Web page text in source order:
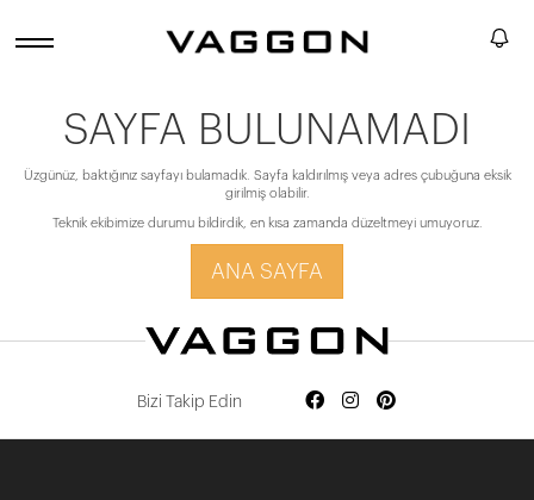
SAYFA BULUNAMADI
Üzgünüz, baktığınız sayfayı bulamadık. Sayfa kaldırılmış veya adres çubuğuna eksik
girilmiş olabilir.
Teknik ekibimize durumu bildirdik, en kısa zamanda düzeltmeyi umuyoruz.
ANA SAYFA
Bizi Takip Edin